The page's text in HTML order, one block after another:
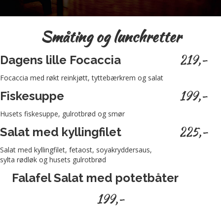
Småting og lunchretter
Dagens lille Focaccia
Focaccia med røkt reinkjøtt, tyttebærkrem og salat
219,-
Fiskesuppe
Husets fiskesuppe, gulrotbrød og smør
199,-
Salat med kyllingfilet
Salat med kyllingfilet, fetaost, soyakryddersaus,
sylta rødløk og husets gulrotbrød
225,-
Falafel Salat med potetbåter
199,-